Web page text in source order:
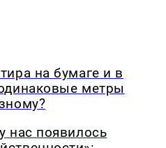
на бумаге и в
метры
нас появилось